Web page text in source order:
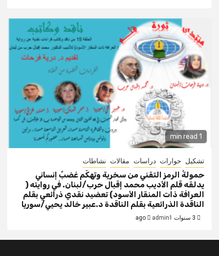
1 min read
تشكيل حوارات دراسات مقالات نشاطات
حمولةُ الرمز التقني من سخرية وتهكّم غضبٌ إنساني
يدلقه قلم الأديب محمد إقبال حرب/لبنان. في روايته (
العرافة ذات المنقار الأسود) تعضيد نقدي ذرائعي بقلم
الناقدة الذرائعية بقلم الناقدة د.عبير خالد يحيي/سوريا
admin1